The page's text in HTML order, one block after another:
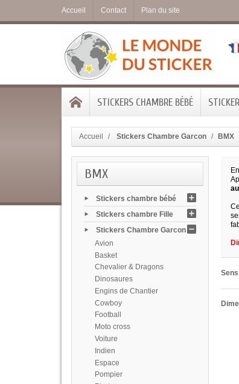
Accueil Contact Plan du site
STICKERS CHAMBRE BÉBÉ
Accueil Stickers Chambre Garcon BMX
BMX
Stickers chambre bébé
Stickers chambre Fille
Stickers Chambre Garcon
Avion
Basket
Chevalier & Dragons
Dinosaures
Engins de Chantier
Cowboy
Football
Moto cross
Voiture
Indien
Espace
Pompier
Sens